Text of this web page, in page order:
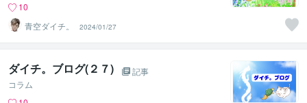
10
青空ダイチ。
2024/01/27
ダイチ。ブログ(２７)
記事
コラム